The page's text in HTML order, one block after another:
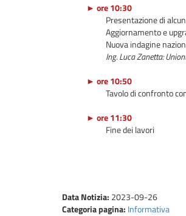
► ore 10:30
Presentazione di
Aggiornamento e
Nuova indagine
Ing. Luca Zanetta:
► ore 10:50
Tavolo di confronto
► ore 11:30
Fine dei lavori
Data Notizia: 2023-09-26
Categoria pagina: Informativa